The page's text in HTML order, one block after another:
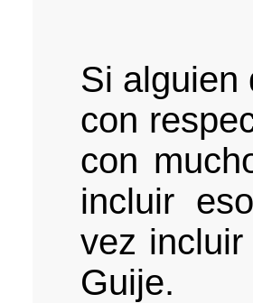
Si alguien
con
con
incluir
vez
Guije.